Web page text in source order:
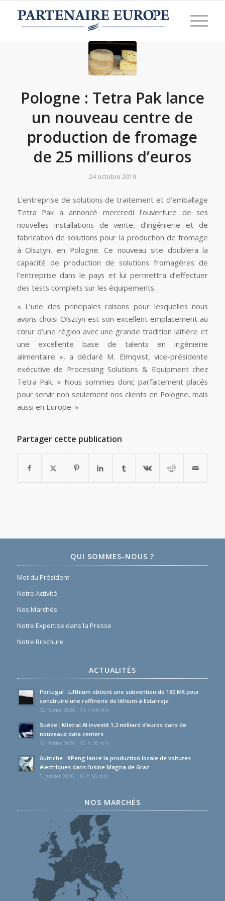
Pologne : Tetra Pak lance
un nouveau centre de
production de fromage
de 25 millions d’euros
24 octobre 2019
L’entreprise de solutions de traitement et d’emballage
Tetra Pak a annoncé mercredi l’ouverture de ses
nouvelles installations de vente, d’ingénierie et de
fabrication de solutions pour la production de fromage
à Olsztyn, en Pologne. Ce nouveau site doublera la
capacité de production de solutions fromagères de
l’entreprise dans le pays et lui permettra d’effectuer
des tests complets sur les équipements.
« L’une des principales raisons pour lesquelles nous
avons choisi Olsztyn est son excellent emplacement au
cœur d’une région avec une grande tradition laitière et
une excellente base de talents en ingénierie
alimentaire », a déclaré M. Elmqvist, vice-présidente
exécutive de Processing Solutions & Equipment chez
Tetra Pak. « Nous sommes donc parfaitement placés
pour servir non seulement nos clients en Pologne, mais
aussi en Europe. »
Partager cette publication
QUI SOMMES-NOUS ?
Mot du Président
Notre Activité
Nos Marchés
Notre Expertise dans la Presse
Notre Brochure
ACTUALITÉS
Portugal : Lifthium obtient une subvention de 180 M€ pour
construire une raffinerie de lithium à Estarreja
12 février 2026 - 11 h 04 min
Suède : Mistral AI investit 1,2 milliard d’euros dans de
nouveaux data centers
12 février 2026 - 10 h 20 min
Autriche : XPeng lance la production locale de voitures
électriques dans l’usine Magna de Graz
5 janvier 2026 - 16 h 56 min
NOS MARCHÉS